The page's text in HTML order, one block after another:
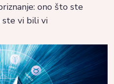
ono što ste
ste vi bili vi